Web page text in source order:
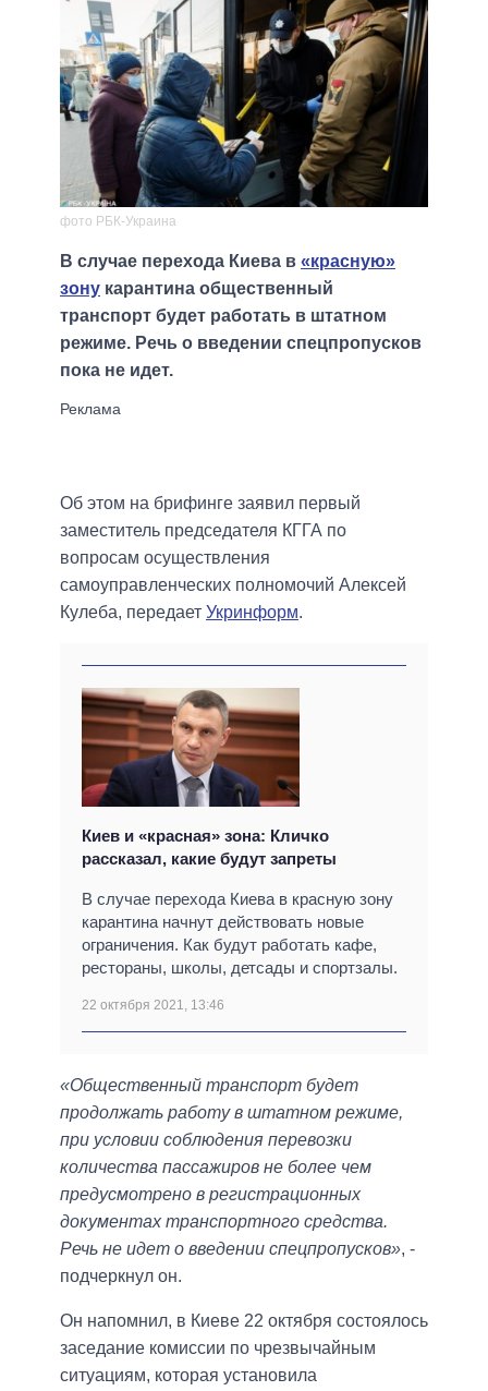
фото РБК-Украина
В случае перехода Киева в «красную»
зону карантина общественный
транспорт будет работать в штатном
режиме. Речь о введении спецпропусков
пока не идет.
Об этом на брифинге заявил первый
заместитель председателя КГГА по
вопросам осуществления
самоуправленческих полномочий Алексей
Кулеба, передает Укринформ.
Киев и «красная» зона: Кличко
рассказал, какие будут запреты
В случае перехода Киева в красную зону
карантина начнут действовать новые
ограничения. Как будут работать кафе,
рестораны, школы, детсады и спортзалы.
22 октября 2021, 13:46
«Общественный транспорт будет
продолжать работу в штатном режиме,
при условии соблюдения перевозки
количества пассажиров не более чем
предусмотрено в регистрационных
документах транспортного средства.
Речь не идет о введении спецпропусков», -
подчеркнул он.
Он напомнил, в Киеве 22 октября состоялось
заседание комиссии по чрезвычайным
ситуациям, которая установила